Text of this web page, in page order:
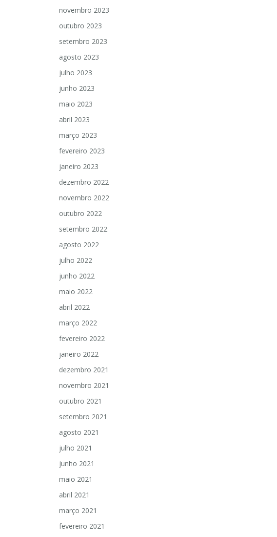
novembro 2023
outubro 2023
setembro 2023
agosto 2023
julho 2023
junho 2023
maio 2023
abril 2023
março 2023
fevereiro 2023
janeiro 2023
dezembro 2022
novembro 2022
outubro 2022
setembro 2022
agosto 2022
julho 2022
junho 2022
maio 2022
abril 2022
março 2022
fevereiro 2022
janeiro 2022
dezembro 2021
novembro 2021
outubro 2021
setembro 2021
agosto 2021
julho 2021
junho 2021
maio 2021
abril 2021
março 2021
fevereiro 2021